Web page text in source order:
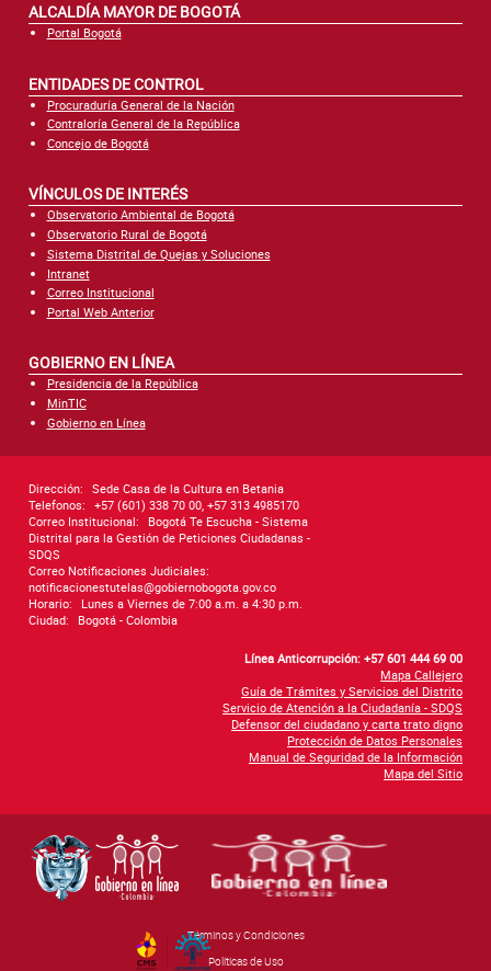
ALCALDÍA MAYOR DE BOGOTÁ
Portal Bogotá
ENTIDADES DE CONTROL
Procuraduría General de la Nación
Contraloría General de la República
Concejo de Bogotá
VÍNCULOS DE INTERÉS
Observatorio Ambiental de Bogotá
Observatorio Rural de Bogotá
Sistema Distrital de Quejas y Soluciones
Intranet
Correo Institucional
Portal Web Anterior
GOBIERNO EN LÍNEA
Presidencia de la República
MinTIC
Gobierno en Línea
Dirección: Sede Casa de la Cultura en Betania
Telefonos: +57 (601) 338 70 00, +57 313 4985170
Correo Institucional:
Bogotá Te Escucha - Sistema
Distrital para la Gestión de Peticiones Ciudadanas -
SDQS
Correo Notificaciones Judiciales:
notificacionestutelas@gobiernobogota.gov.co
Horario:
Lunes a Viernes de 7:00 a.m. a 4:30 p.m.
Ciudad:
Bogotá - Colombia
Línea Anticorrupción: +57 601 444 69 00
Mapa Callejero
Guía de Trámites y Servicios del Distrito
Servicio de Atención a la Ciudadanía - SDQS
Defensor del ciudadano y carta trato digno
Protección de Datos Personales
Manual de Seguridad de la Información
Mapa del Sitio
Términos y Condiciones
Políticas de Uso
By Govimentum